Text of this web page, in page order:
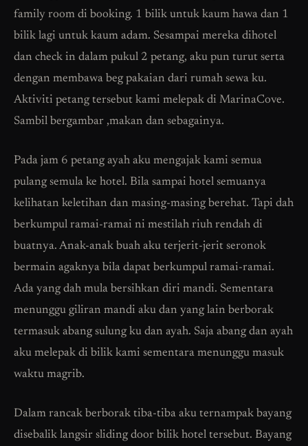
family room di booking. 1 bilik untuk kaum hawa dan 1
bilik lagi untuk kaum adam. Sesampai mereka dihotel
dan check in dalam pukul 2 petang, aku pun turut serta
dengan membawa beg pakaian dari rumah sewa ku.
Aktiviti petang tersebut kami melepak di MarinaCove.
Sambil bergambar ,makan dan sebagainya.
Pada jam 6 petang ayah aku mengajak kami semua
pulang semula ke hotel. Bila sampai hotel semuanya
kelihatan keletihan dan masing-masing berehat. Tapi dah
berkumpul ramai-ramai ni mestilah riuh rendah di
buatnya. Anak-anak buah aku terjerit-jerit seronok
bermain agaknya bila dapat berkumpul ramai-ramai.
Ada yang dah mula bersihkan diri mandi. Sementara
menunggu giliran mandi aku dan yang lain berborak
termasuk abang sulung ku dan ayah. Saja abang dan ayah
aku melepak di bilik kami sementara menunggu masuk
waktu magrib.
Dalam rancak berborak tiba-tiba aku ternampak bayang
disebalik langsir sliding door bilik hotel tersebut. Bayang